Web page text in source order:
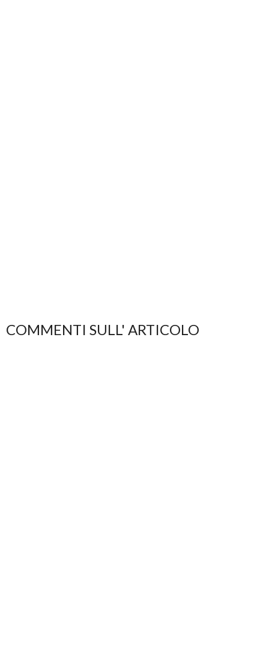
COMMENTI SULL' ARTICOLO